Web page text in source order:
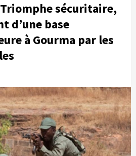
sécuritaire,
d’une base
à Gourma par les